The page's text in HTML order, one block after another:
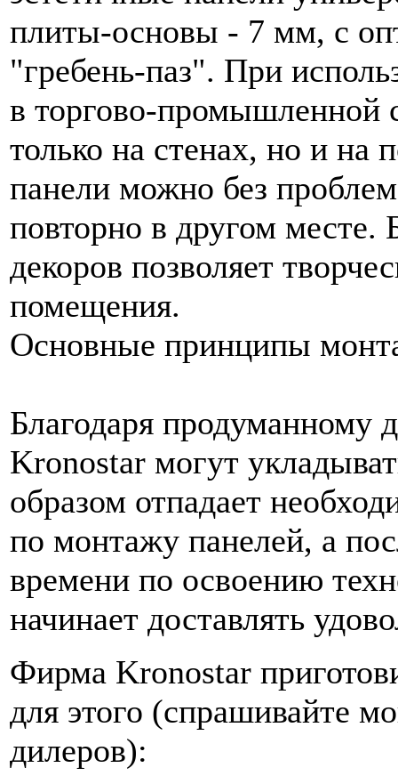
плиты-основы - 7 мм, с
"гребень-паз". При
в торгово-промышленной
только на стенах, но и на
панели можно без
повторно в другом
декоров позволяет
помещения.
Основные принципы
Благодаря продуманному
Kronostar могут
образом отпадает
по монтажу панелей, а
времени по освоению
начинает доставлять
Фирма Kronostar
для этого (спрашивайте
дилеров):